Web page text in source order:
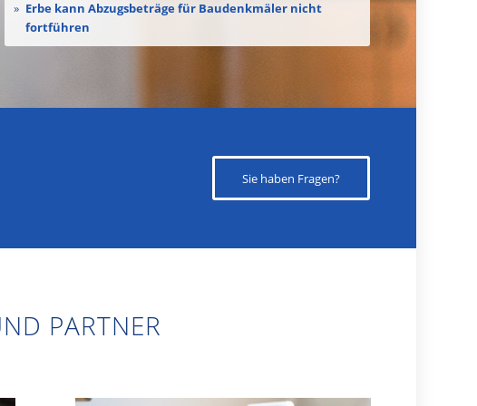
Erbe kann Abzugsbeträge für Baudenkmäler nicht
fortführen
Sie haben Fragen?
PARTNER